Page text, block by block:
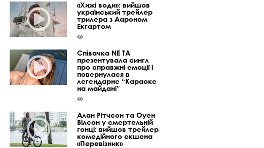
«Хижі води»: вийшов
український трейлер
трилера з Аароном
Екгартом
Співачка NE TA
презентувала сингл
про справжні емоції і
повернулася в
легендарне “Караоке
на майдані”
Алан Рітчсон та Оуен
Вілсон у смертельній
гонці: вийшов трейлер
комедійного екшена
«Перевізник»